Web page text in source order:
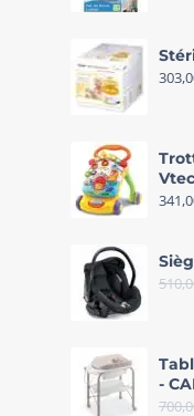
-